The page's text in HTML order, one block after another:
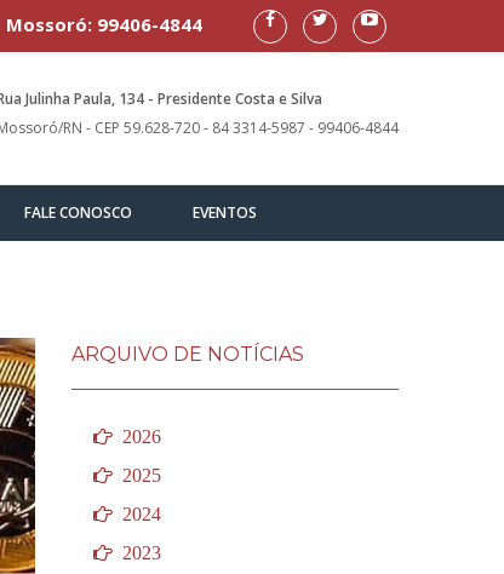
Mossoró: 99406-4844
Julinha Paula, 134 - Presidente Costa e Silva
RN - CEP 59.628-720 - 84 3314-5987 - 99406-4844
FALE CONOSCO EVENTOS
ARQUIVO DE NOTÍCIAS
2026
2025
2024
2023